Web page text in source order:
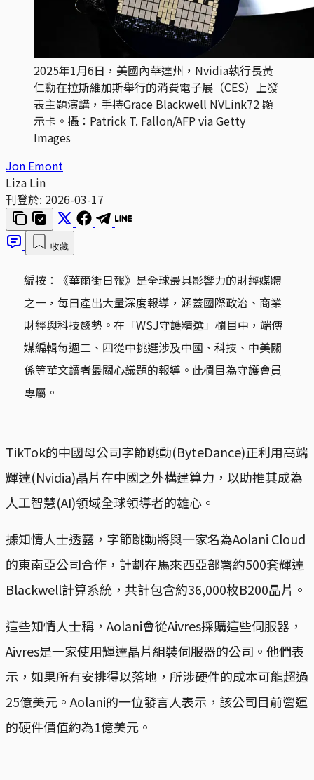
2025年1月6日，美國內華達州，Nvidia執行長黃
仁勳在拉斯維加斯舉行的消費電子展（CES）上發
表主題演講，手持Grace Blackwell NVLink72 顯
示卡。攝：Patrick T. Fallon/AFP via Getty
Images
Jon Emont
Liza Lin
刊登於: 2026-03-17
收藏
編按：《華爾街日報》是全球最具影響力的財經媒體
之一，每日產出大量深度報導，涵蓋國際政治、商業
財經與科技趨勢。在「WSJ守護精選」欄目中，端傳
媒編輯每週二、四從中挑選涉及中國、科技、中美關
係等華文讀者最關心議題的報導。此欄目為守護會員
專屬。
TikTok的中國母公司字節跳動(ByteDance)正利用高端
輝達(Nvidia)晶片在中國之外構建算力，以助推其成為
人工智慧(AI)領域全球領導者的雄心。
據知情人士透露，字節跳動將與一家名為Aolani Cloud
的東南亞公司合作，計劃在馬來西亞部署約500套輝達
Blackwell計算系統，共計包含約36,000枚B200晶片。
這些知情人士稱，Aolani會從Aivres採購這些伺服器，
Aivres是一家使用輝達晶片組裝伺服器的公司。他們表
示，如果所有安排得以落地，所涉硬件的成本可能超過
25億美元。Aolani的一位發言人表示，該公司目前營運
的硬件價值約為1億美元。